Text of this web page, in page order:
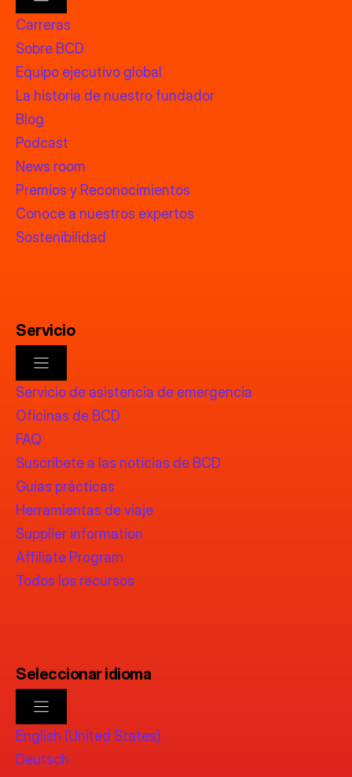
Carreras
Sobre BCD
Equipo ejecutivo global
La historia de nuestro fundador
Blog
Podcast
News room
Premios y Reconocimientos
Conoce a nuestros expertos
Sostenibilidad
Servicio
Servicio de asistencia de emergencia
Oficinas de BCD
FAQ
Suscríbete a las noticias de BCD
Guías prácticas
Herramientas de viaje
Supplier information
Affiliate Program
Todos los recursos
Seleccionar idioma
English (United States)
Deutsch